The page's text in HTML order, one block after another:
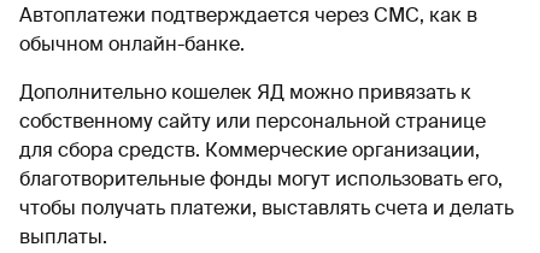
Автоплатежи подтверждается через СМС, как в
обычном онлайн-банке.
Дополнительно кошелек ЯД можно привязать к
собственному сайту или персональной странице
для сбора средств. Коммерческие организации,
благотворительные фонды могут использовать его,
чтобы получать платежи, выставлять счета и делать
выплаты.